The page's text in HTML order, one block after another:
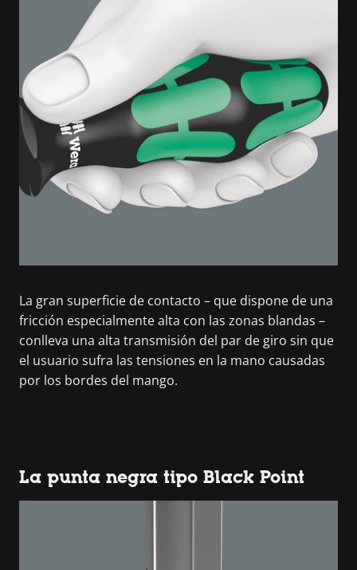
La gran superficie de contacto – que dispone de una
fricción especialmente alta con las zonas blandas –
conlleva una alta transmisión del par de giro sin que
el usuario sufra las tensiones en la mano causadas
por los bordes del mango.
La punta negra tipo Black Point